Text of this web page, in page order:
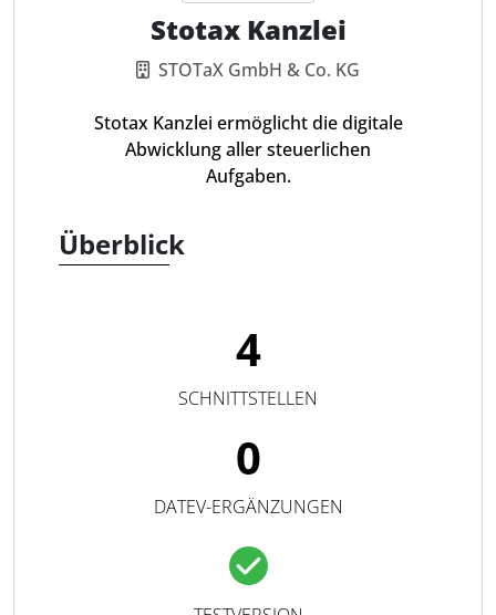
Stotax Kanzlei
STOTaX GmbH & Co. KG
Stotax Kanzlei ermöglicht die digitale
Abwicklung aller steuerlichen
Aufgaben.
Überblick
4
SCHNITTSTELLEN
0
DATEV-ERGÄNZUNGEN